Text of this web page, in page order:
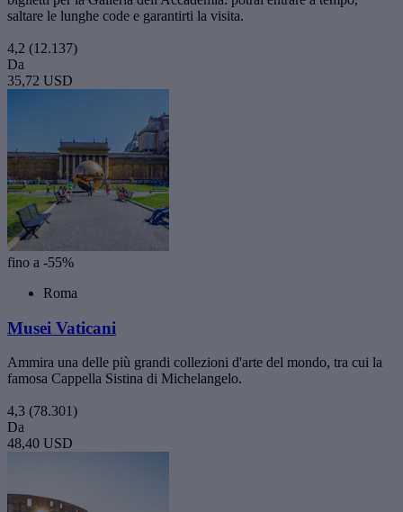
saltare le lunghe code e garantirti la visita.
4,2 (12.137)
Da
35,72 USD
fino a -55%
Roma
Musei Vaticani
Ammira una delle più grandi collezioni d'arte del mondo, tra cui la
famosa Cappella Sistina di Michelangelo.
4,3 (78.301)
Da
48,40 USD